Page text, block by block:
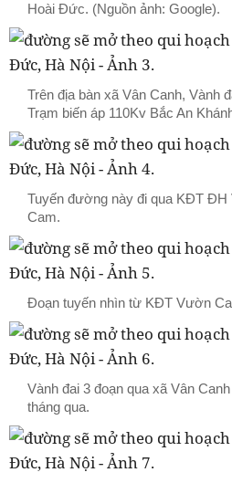
Hoài Đức. (Nguồn ảnh: Google).
Trên địa bàn xã Vân Canh, Vành
Trạm biến áp 110Kv Bắc An
Tuyến đường này đi qua KĐT
Cam.
Đoạn tuyến nhìn từ KĐT Vườn
Vành đai 3 đoạn qua xã Vân
tháng qua.